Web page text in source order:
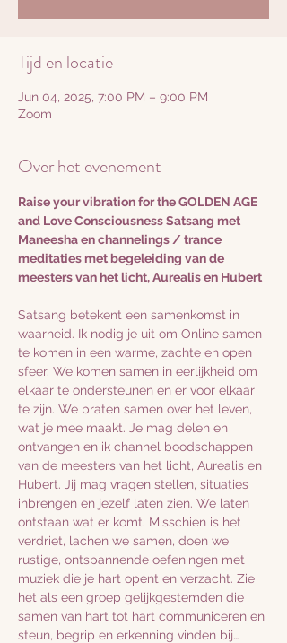
Tijd en locatie
Jun 04, 2025, 7:00 PM – 9:00 PM
Zoom
Over het evenement
Raise your vibration for the GOLDEN AGE
and Love Consciousness Satsang met
Maneesha en channelings / trance
meditaties met begeleiding van de
meesters van het licht, Aurealis en Hubert
Satsang betekent een samenkomst in
waarheid. Ik nodig je uit om Online samen
te komen in een warme, zachte en open
sfeer. We komen samen in eerlijkheid om
elkaar te ondersteunen en er voor elkaar
te zijn. We praten samen over het leven,
wat je mee maakt. Je mag delen en
ontvangen en ik channel boodschappen
van de meesters van het licht, Aurealis en
Hubert. Jij mag vragen stellen, situaties
inbrengen en jezelf laten zien. We laten
ontstaan wat er komt. Misschien is het
verdriet, lachen we samen, doen we
rustige, ontspannende oefeningen met
muziek die je hart opent en verzacht. Zie
het als een groep gelijkgestemden die
samen van hart tot hart communiceren en
steun, begrip en erkenning vinden bij…